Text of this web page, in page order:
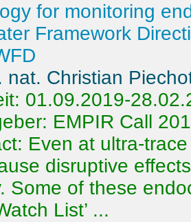
for monitoring
Framework
nat. Christian
01.09.2019-
EMPIR Call
Even at ultra-
disruptive
Some of these
List’ ...